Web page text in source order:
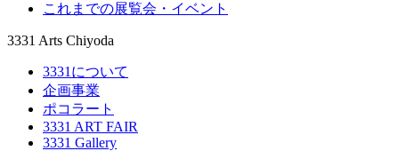
これまでの展覧会・イベント
3331 Arts Chiyoda
3331について
企画事業
ポコラート
3331 ART FAIR
3331 Gallery